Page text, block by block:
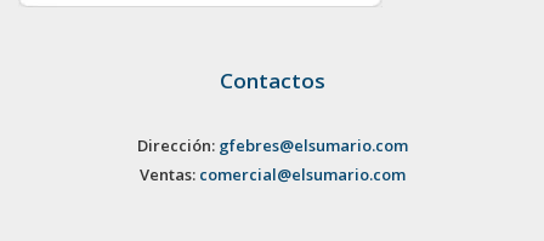
Contactos
Dirección: gfebres@elsumario.com
Ventas: comercial@elsumario.com